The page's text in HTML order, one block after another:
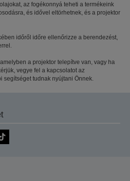
az fogékonnyá teheti a termékeink
és idővel eltörhetnek, és a projektor
időről időre ellenőrizze a berendezést,
a projektor telepítve van, vagy ha
vegye fel a kapcsolatot az
segítséget tudnak nyújtani Önnek.